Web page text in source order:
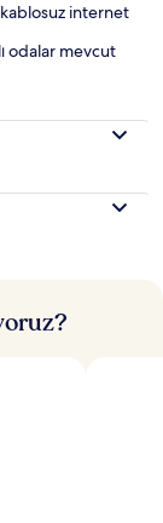
internet
odalar mevcut